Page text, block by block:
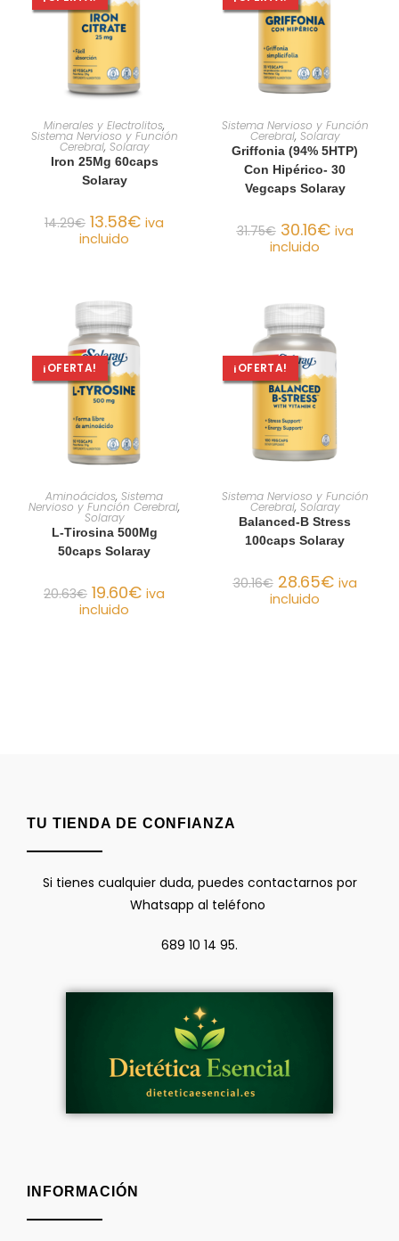
AÑADIR AL CARRITO
Minerales y Electrolitos,
Sistema Nervioso y Función
Cerebral, Solaray
Iron 25Mg 60caps
Solaray
14.29€ 13.58€ iva
incluido
AÑADIR AL CARRITO
Sistema Nervioso y Función
Cerebral, Solaray
Griffonia (94% 5HTP)
Con Hipérico- 30
Vegcaps Solaray
31.75€ 30.16€ iva
incluido
¡OFERTA!
AÑADIR AL CARRITO
Aminoácidos, Sistema
Nervioso y Función Cerebral,
Solaray
L-Tirosina 500Mg
50caps Solaray
20.63€ 19.60€ iva
incluido
¡OFERTA!
AÑADIR AL CARRITO
Sistema Nervioso y Función
Cerebral, Solaray
Balanced-B Stress
100caps Solaray
30.16€ 28.65€ iva
incluido
TU TIENDA DE CONFIANZA
Si tienes cualquier duda, puedes contactarnos por
Whatsapp al teléfono
689 10 14 95.
INFORMACIÓN